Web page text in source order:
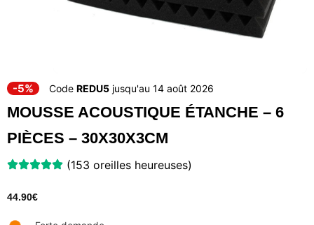
-5% Code REDU5 jusqu'au 14 août 2026
MOUSSE ACOUSTIQUE ÉTANCHE – 6
PIÈCES – 30X30X3CM
(153 oreilles heureuses)
44.90€